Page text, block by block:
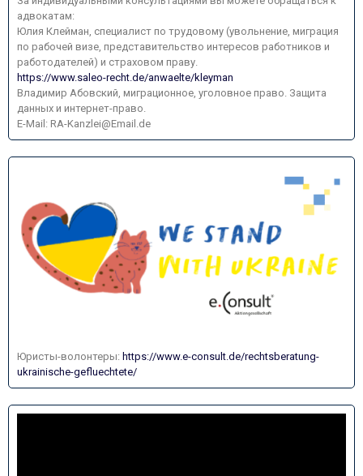
адвокатам:
Юлия Клейман, специалист по трудовому (увольнение, миграция
по рабочей визе, представительство интересов работников и
работодателей) и страховом праву.
https://www.saleo-recht.de/anwaelte/kleyman
Владимир Абовский, миграционное, уголовное право. Защита
данных и интернет-право.
E-Mail: RA-Kanzlei@Email.de
Юристы-волонтеры: https://www.e-consult.de/rechtsberatung-
ukrainische-gefluechtete/